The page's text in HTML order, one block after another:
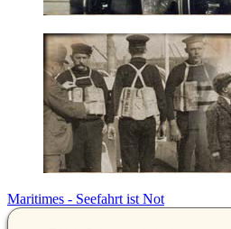
Maritimes - Seefahrt ist Not